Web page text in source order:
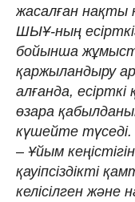
жасалған нақты
ШЫҰ-ның
бойынша
қаржыландыру
алғанда, есірткі
өзара
күшейте
– Ұйым
қауіпсіздікті
келісілген